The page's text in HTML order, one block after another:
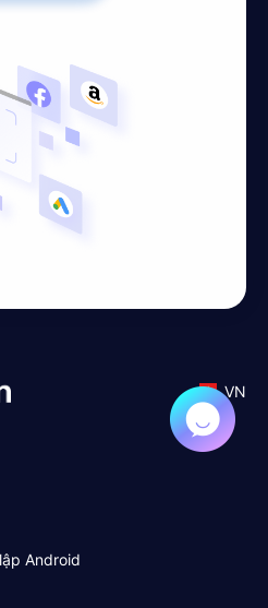
VN
Android